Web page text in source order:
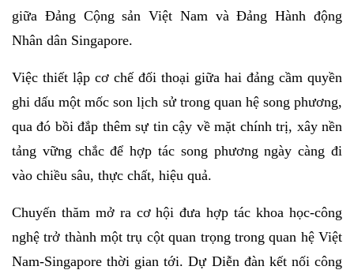
giữa Đảng Cộng sản Việt Nam và Đảng Hành động
Nhân dân Singapore.
Việc thiết lập cơ chế đối thoại giữa hai đảng cầm quyền
ghi dấu một mốc son lịch sử trong quan hệ song phương,
qua đó bồi đắp thêm sự tin cậy về mặt chính trị, xây nền
tảng vững chắc để hợp tác song phương ngày càng đi
vào chiều sâu, thực chất, hiệu quả.
Chuyến thăm mở ra cơ hội đưa hợp tác khoa học-công
nghệ trở thành một trụ cột quan trọng trong quan hệ Việt
Nam-Singapore thời gian tới. Dự Diễn đàn kết nối công